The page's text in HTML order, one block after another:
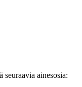
seuraavia ainesosia: